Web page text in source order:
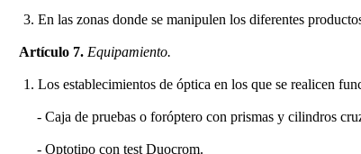
3. En las zonas donde se manipulen los diferentes
Artículo 7. Equipamiento.
1. Los establecimientos de óptica en los que se realicen
- Caja de pruebas o foróptero con prismas y cilindros
- Optotipo con test Duocrom.